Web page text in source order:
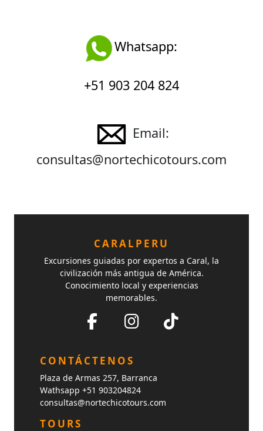
Whatsapp:
+51 903 204 824
Email:
consultas@nortechicotours.com
CARALPERU
Excursiones guiadas por expertos a Caral, la
civilización más antigua de América.
Conocimiento local y experiencias
memorables.
CONTÁCTENOS
Plaza de Armas 257, Barranca
Wathsapp +51 903204824
consultas@nortechicotours.com
TOURS